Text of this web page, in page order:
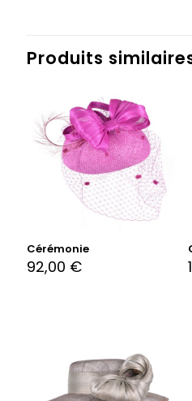
Produits
Cérémonie
92,00 €